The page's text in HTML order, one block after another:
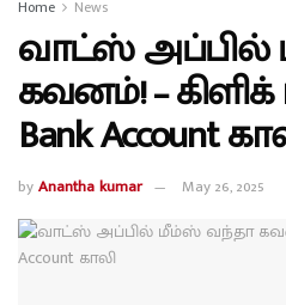
Home News
வாட்ஸ்
கவனம்! –
Bank Account
byAnantha kumar May 26, 2025